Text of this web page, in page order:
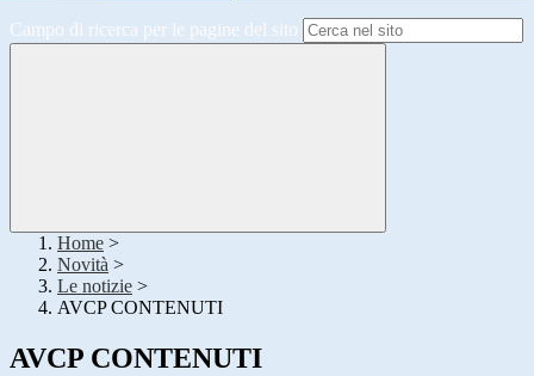
Campo di ricerca per le pagine del sito
Home >
Novità >
Le notizie >
AVCP CONTENUTI
AVCP CONTENUTI